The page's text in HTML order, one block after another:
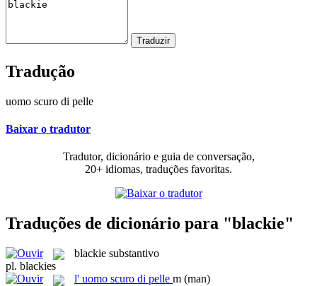
Tradução
uomo scuro di pelle
Baixar o tradutor
Tradutor, dicionário e guia de conversação,
20+ idiomas, traduções favoritas.
Traduções de dicionário para "blackie"
blackie substantivo
pl. blackies
l' uomo scuro di pelle m (man)